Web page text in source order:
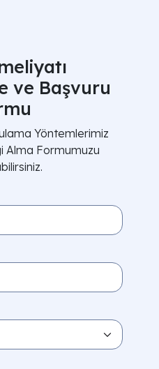
ve Başvuru
Yöntemlerimiz
Alma Formumuzu